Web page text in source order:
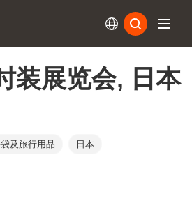
装展览会, 日本
及旅行用品 日本